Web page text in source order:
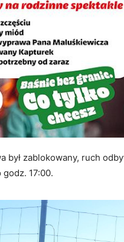
zablokowany, ruch
17:00.